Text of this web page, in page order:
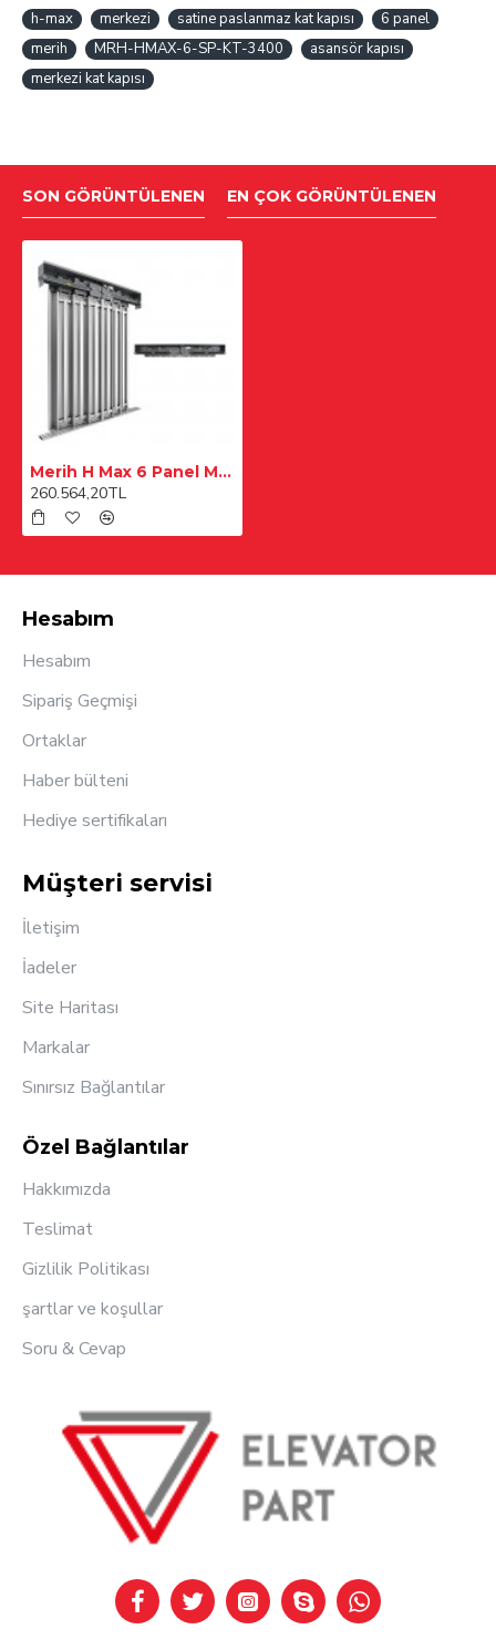
h-max
merkezi satine paslanmaz kat kapısı
6 panel
merih
MRH-HMAX-6-SP-KT-3400
asansör kapısı
merkezi kat kapısı
SON GÖRÜNTÜLENEN EN ÇOK GÖRÜNTÜLENEN
Merih H Max 6 Panel Merkezi 3400 mm Satine Paslanmaz Kat Kapısı
260.564,20TL
Hesabım
Hesabım
Sipariş Geçmişi
Ortaklar
Haber bülteni
Hediye sertifikaları
Müşteri servisi
İletişim
İadeler
Site Haritası
Markalar
Sınırsız Bağlantılar
Özel Bağlantılar
Hakkımızda
Teslimat
Gizlilik Politikası
şartlar ve koşullar
Soru & Cevap